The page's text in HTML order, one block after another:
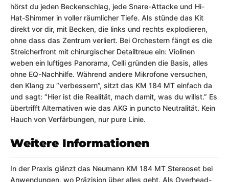
hörst du jeden Beckenschlag, jede Snare-Attacke und Hi-
Hat-Shimmer in voller räumlicher Tiefe. Als stünde das Kit
direkt vor dir, mit Becken, die links und rechts explodieren,
ohne dass das Zentrum verliert. Bei Orchestern fängt es die
Streicherfront mit chirurgischer Detailtreue ein: Violinen
weben ein luftiges Panorama, Celli gründen die Basis, alles
ohne EQ-Nachhilfe. Während andere Mikrofone versuchen,
den Klang zu “verbessern”, sitzt das KM 184 MT einfach da
und sagt: “Hier ist die Realität, mach damit, was du willst.” Es
übertrifft Alternativen wie das AKG in puncto Neutralität. Kein
Hauch von Verfärbungen, nur pure Linie.
Weitere Informationen
In der Praxis glänzt das Neumann KM 184 MT Stereoset bei
Anwendungen, wo Präzision über alles geht. Als Overhead-